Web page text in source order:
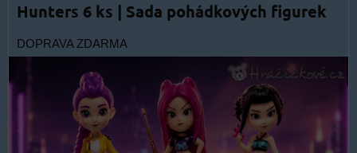
Hunters 6 ks | Sada pohádkových figurek
DOPRAVA ZDARMA